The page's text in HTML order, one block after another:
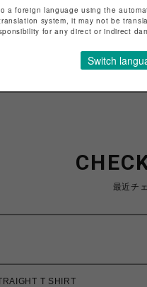
特定商取引法など法令に基づ
最近チ
T SHIRT
a foreign language using the
system, it may not be
for any direct or indirect
Switch